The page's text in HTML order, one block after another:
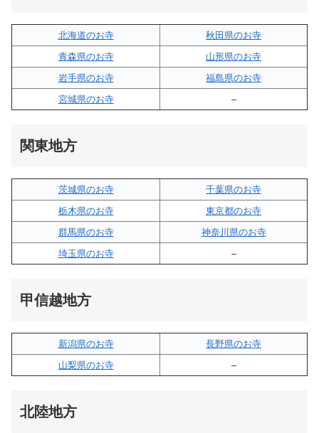
北海道のお寺
秋田県のお寺
青森県のお寺
山形県のお寺
岩手県のお寺
福島県のお寺
宮城県のお寺
–
関東地方
茨城県のお寺
千葉県のお寺
栃木県のお寺
東京都のお寺
群馬県のお寺
神奈川県のお寺
埼玉県のお寺
–
甲信越地方
新潟県のお寺
長野県のお寺
山梨県のお寺
–
北陸地方